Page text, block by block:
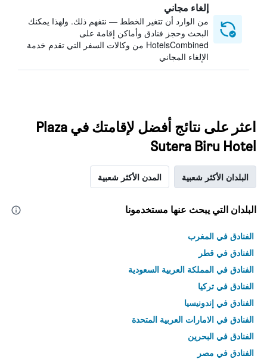
إلغاء مجاني
من الوارد أن تتغير الخطط — نتفهم ذلك. ولهذا يمكنك
البحث وحجز فنادق وأماكن إقامة على
HotelsCombined من وكالات السفر التي تقدم خدمة
الإلغاء المجاني
اعثر على نتائج أفضل لإقامتك في Plaza
Sutera Biru Hotel
البلدان الأكثر شعبية المدن الأكثر شعبية
البلدان التي يبحث عنها مستخدمونا
الفنادق في المغرب
الفنادق في قطر
الفنادق في المملكة العربية السعودية
الفنادق في تركيا
الفنادق في إندونيسيا
الفنادق في الامارات العربية المتحدة
الفنادق في البحرين
الفنادق في مصر